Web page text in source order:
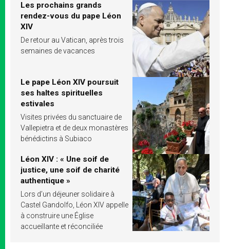
Les prochains grands
rendez-vous du pape Léon
XIV
De retour au Vatican, après trois
semaines de vacances
Le pape Léon XIV poursuit
ses haltes spirituelles
estivales
Visites privées du sanctuaire de
Vallepietra et de deux monastères
bénédictins à Subiaco
Léon XIV : « Une soif de
justice, une soif de charité
authentique »
Lors d’un déjeuner solidaire à
Castel Gandolfo, Léon XIV appelle
à construire une Église
accueillante et réconciliée